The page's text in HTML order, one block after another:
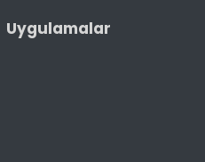
Uygulamalar